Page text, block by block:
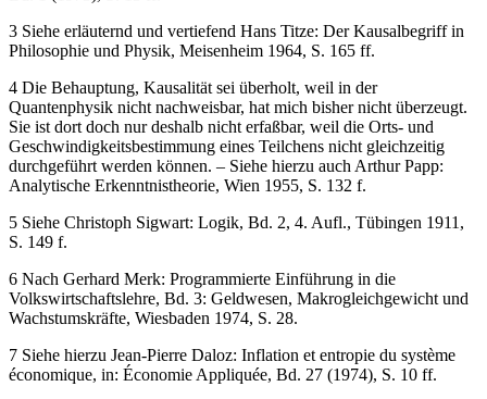
3 Siehe erläuternd und vertiefend Hans Titze: Der Kausalbegriff in
Philosophie und Physik, Meisenheim 1964, S. 165 ff.
4 Die Behauptung, Kausalität sei überholt, weil in der
Quantenphysik nicht nachweisbar, hat mich bisher nicht überzeugt.
Sie ist dort doch nur deshalb nicht erfaßbar, weil die Orts- und
Geschwindigkeitsbestimmung eines Teilchens nicht gleichzeitig
durchgeführt werden können. – Siehe hierzu auch Arthur Papp:
Analytische Erkenntnistheorie, Wien 1955, S. 132 f.
5 Siehe Christoph Sigwart: Logik, Bd. 2, 4. Aufl., Tübingen 1911,
S. 149 f.
6 Nach Gerhard Merk: Programmierte Einführung in die
Volkswirtschaftslehre, Bd. 3: Geldwesen, Makrogleichgewicht und
Wachstumskräfte, Wiesbaden 1974, S. 28.
7 Siehe hierzu Jean-Pierre Daloz: Inflation et entropie du système
économique, in: Économie Appliquée, Bd. 27 (1974), S. 10 ff.